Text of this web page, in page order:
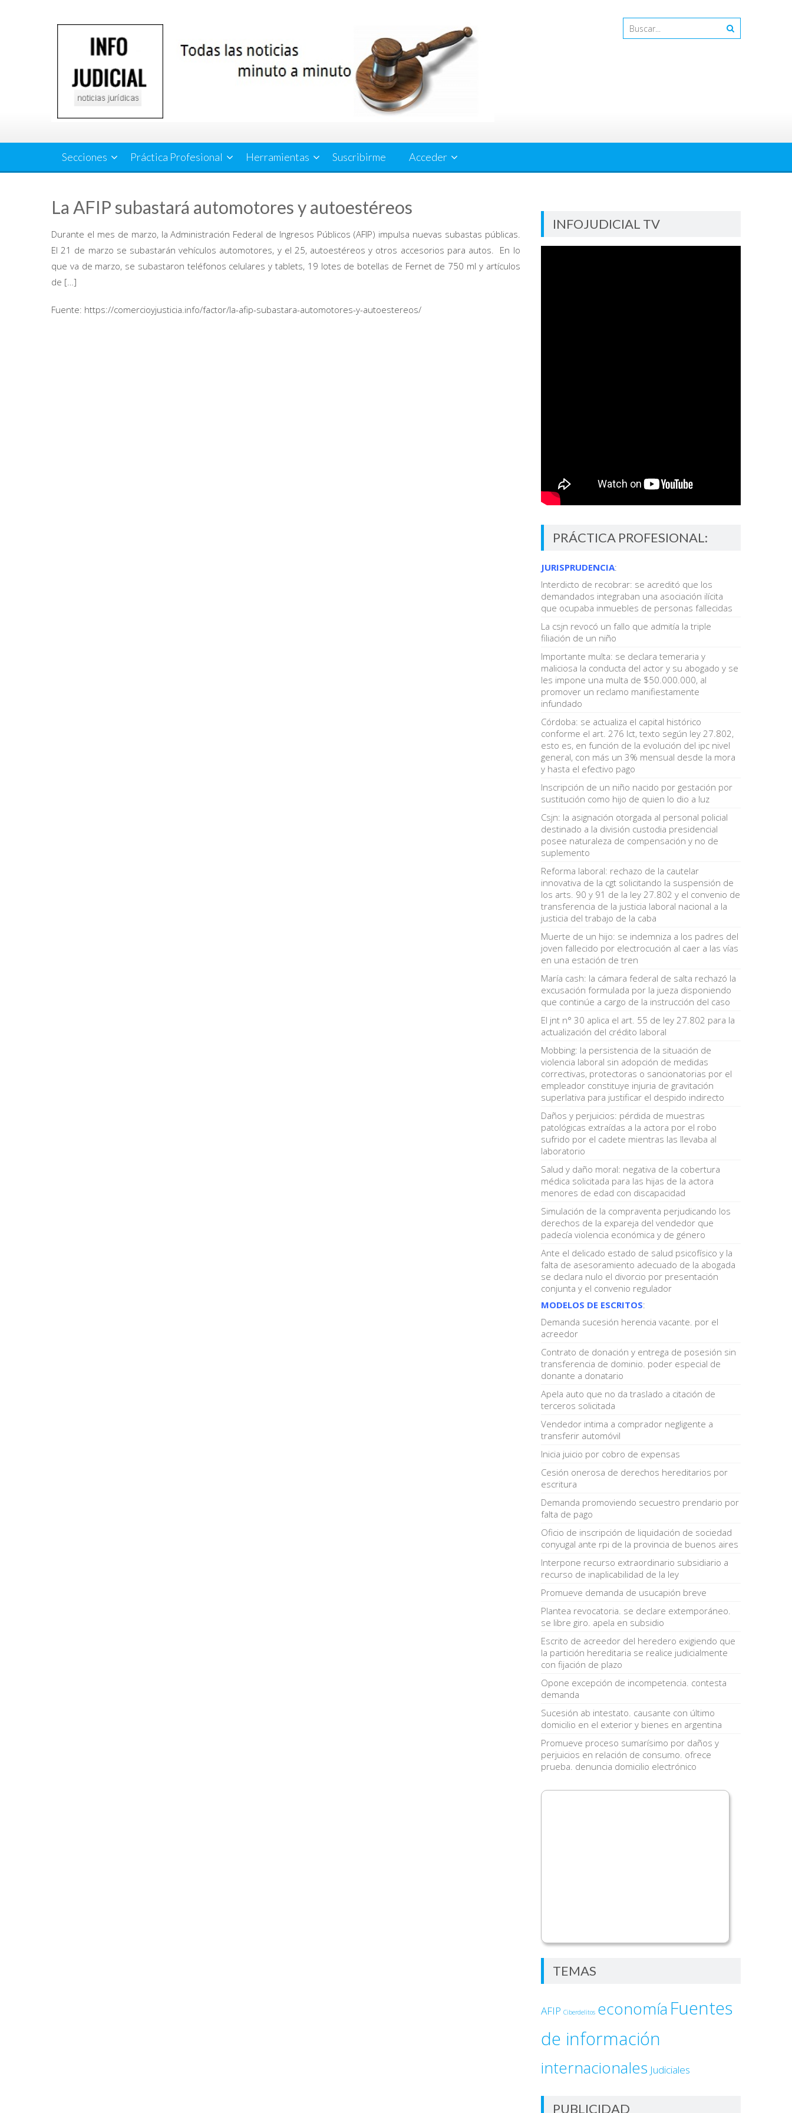
Secciones Práctica Profesional Herramientas Suscribirme Acceder
La AFIP subastará automotores y autoestéreos
Durante el mes de marzo, la Administración Federal de Ingresos Públicos (AFIP) impulsa nuevas subastas públicas.
El 21 de marzo se subastarán vehículos automotores, y el 25, autoestéreos y otros accesorios para autos. En lo
que va de marzo, se subastaron teléfonos celulares y tablets, 19 lotes de botellas de Fernet de 750 ml y artículos
de […]
Fuente: https://comercioyjusticia.info/factor/la-afip-subastara-automotores-y-autoestereos/
INFOJUDICIAL TV
PRÁCTICA PROFESIONAL:
JURISPRUDENCIA:
Interdicto de recobrar: se acreditó que los
demandados integraban una asociación ilícita
que ocupaba inmuebles de personas fallecidas
La csjn revocó un fallo que admitía la triple
filiación de un niño
Importante multa: se declara temeraria y
maliciosa la conducta del actor y su abogado y se
les impone una multa de $50.000.000, al
promover un reclamo manifiestamente
infundado
Córdoba: se actualiza el capital histórico
conforme el art. 276 lct, texto según ley 27.802,
esto es, en función de la evolución del ipc nivel
general, con más un 3% mensual desde la mora
y hasta el efectivo pago
Inscripción de un niño nacido por gestación por
sustitución como hijo de quien lo dio a luz
Csjn: la asignación otorgada al personal policial
destinado a la división custodia presidencial
posee naturaleza de compensación y no de
suplemento
Reforma laboral: rechazo de la cautelar
innovativa de la cgt solicitando la suspensión de
los arts. 90 y 91 de la ley 27.802 y el convenio de
transferencia de la justicia laboral nacional a la
justicia del trabajo de la caba
Muerte de un hijo: se indemniza a los padres del
joven fallecido por electrocución al caer a las vías
en una estación de tren
María cash: la cámara federal de salta rechazó la
excusación formulada por la jueza disponiendo
que continúe a cargo de la instrucción del caso
El jnt n° 30 aplica el art. 55 de ley 27.802 para la
actualización del crédito laboral
Mobbing: la persistencia de la situación de
violencia laboral sin adopción de medidas
correctivas, protectoras o sancionatorias por el
empleador constituye injuria de gravitación
superlativa para justificar el despido indirecto
Daños y perjuicios: pérdida de muestras
patológicas extraídas a la actora por el robo
sufrido por el cadete mientras las llevaba al
laboratorio
Salud y daño moral: negativa de la cobertura
médica solicitada para las hijas de la actora
menores de edad con discapacidad
Simulación de la compraventa perjudicando los
derechos de la expareja del vendedor que
padecía violencia económica y de género
Ante el delicado estado de salud psicofísico y la
falta de asesoramiento adecuado de la abogada
se declara nulo el divorcio por presentación
conjunta y el convenio regulador
MODELOS DE ESCRITOS:
Demanda sucesión herencia vacante. por el
acreedor
Contrato de donación y entrega de posesión sin
transferencia de dominio. poder especial de
donante a donatario
Apela auto que no da traslado a citación de
terceros solicitada
Vendedor intima a comprador negligente a
transferir automóvil
Inicia juicio por cobro de expensas
Cesión onerosa de derechos hereditarios por
escritura
Demanda promoviendo secuestro prendario por
falta de pago
Oficio de inscripción de liquidación de sociedad
conyugal ante rpi de la provincia de buenos aires
Interpone recurso extraordinario subsidiario a
recurso de inaplicabilidad de la ley
Promueve demanda de usucapión breve
Plantea revocatoria. se declare extemporáneo.
se libre giro. apela en subsidio
Escrito de acreedor del heredero exigiendo que
la partición hereditaria se realice judicialmente
con fijación de plazo
Opone excepción de incompetencia. contesta
demanda
Sucesión ab intestato. causante con último
domicilio en el exterior y bienes en argentina
Promueve proceso sumarísimo por daños y
perjuicios en relación de consumo. ofrece
prueba. denuncia domicilio electrónico
TEMAS
AFIP Ciberdelitos economía Fuentes
de información
internacionales Judiciales
PUBLICIDAD